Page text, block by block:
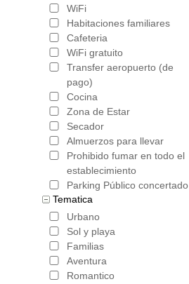
WiFi
Habitaciones familiares
Cafeteria
WiFi gratuito
Transfer aeropuerto (de
pago)
Cocina
Zona de Estar
Secador
Almuerzos para llevar
Prohibido fumar en todo el
establecimiento
Parking Público concertado
Tematica
Urbano
Sol y playa
Familias
Aventura
Romantico